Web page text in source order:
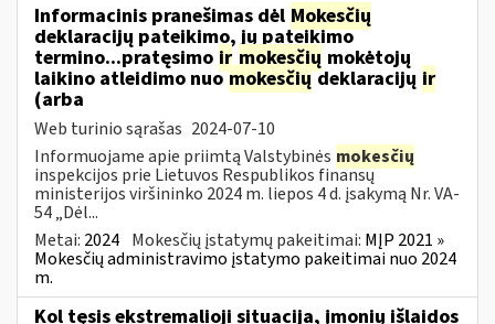
Informacinis pranešimas dėl Mokesčių
deklaracijų pateikimo, jų pateikimo
termino...pratęsimo ir mokesčių mokėtojų
laikino atleidimo nuomokesčiųdeklaracijų ir
(arba
Web turinio sąrašas 2024-07-10
Informuojame apie priimtą Valstybinės mokesčių
inspekcijos prie Lietuvos Respublikos finansų
ministerijos viršininko 2024 m. liepos 4 d. įsakymą Nr. VA-
54 „Dėl...
Metai: 2024 Mokesčių įstatymų pakeitimai: MĮP 2021 »
Mokesčių administravimo įstatymo pakeitimai nuo 2024
m.
Kol tęsis ekstremalioji situacija, įmonių išlaidos